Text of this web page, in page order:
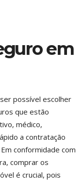
em
possível escolher
que estão
médico,
a contratação
conformidade com
comprar os
é crucial, pois